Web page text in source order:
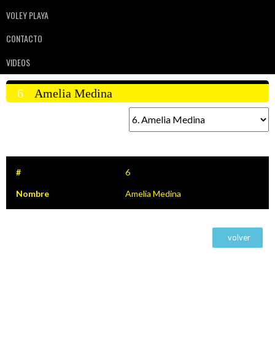
VOLEY PLAYA
CONTACTO
VIDEOS
6 Amelia Medina
# 6
Nombre Amelia Medina
volver